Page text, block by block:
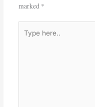
marked *
here..